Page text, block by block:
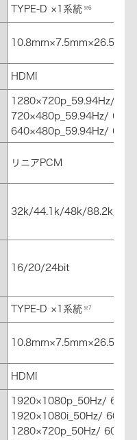
TYPE-D ×1系統 ※6
10.8mm×7.5mm×26.5mm
HDMI
1280×720p_59.94Hz/
720×480p_59.94Hz/ 60Hz
640×480p_59.94Hz/ 60Hz
リニアPCM
32k/44.1k/48k/88.2k/
16/20/24bit
TYPE-D ×1系統 ※7
10.8mm×7.5mm×26.5mm
HDMI
1920×1080p_50Hz/ 60Hz
1920×1080i_50Hz/ 60Hz
1280×720p_50Hz/ 60Hz